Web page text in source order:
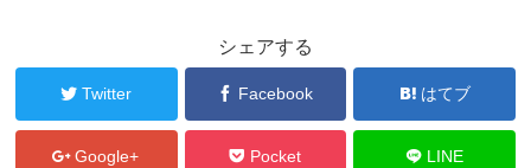
シェアする
Twitter Facebook はてブ
Google+ Pocket LINE